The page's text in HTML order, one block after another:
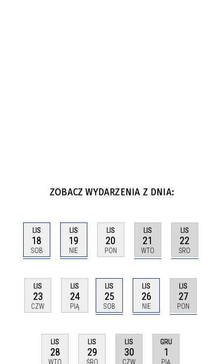
ZOBACZ WYDARZENIA Z DNIA:
LIS
18
SOB
LIS
19
NIE
LIS
20
PON
LIS
21
WTO
LIS
22
ŚRO
LIS
23
CZW
LIS
24
PIĄ
LIS
25
SOB
LIS
26
NIE
LIS
27
PON
LIS
28
WTO
LIS
29
ŚRO
LIS
30
CZW
GRU
1
PIĄ